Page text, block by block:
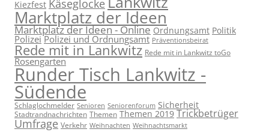
Kiezfest Käseglocke
Marktplatz der Ideen
Marktplatz der Ideen - Online Ordnungsamt Politik
Polizei Polizei und Ordnungsamt Präventionsbeirat
Rede mit in Lankwitz Rede mit in Lankwitz toGo
Rosengarten
Runder Tisch Lankwitz -
Südende
Schlaglochmelder Senioren Seniorenforum Sicherheit
Stadtrandnachrichten Themen Themen 2019 Trickbetrüger
Umfrage Verkehr Weihnachten Weihnachtsmarkt